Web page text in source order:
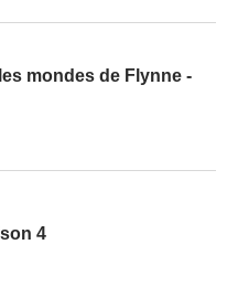
mondes de Flynne -
4